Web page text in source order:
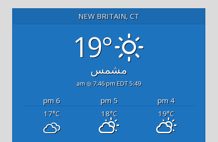
NEW BRITAIN, CT
19°
مشمس
5:49 am
7:46 pm EDT
4 pm
5 pm
6 pm
19°C
18°C
17°C